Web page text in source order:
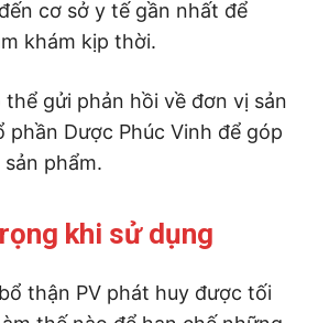
cơ sở y tế gần nhất để
khám kịp thời.
thể gửi phản hồi về đơn vị sản
phần Dược Phúc Vinh để góp
phẩm.
khi sử dụng
thận PV phát huy được tối